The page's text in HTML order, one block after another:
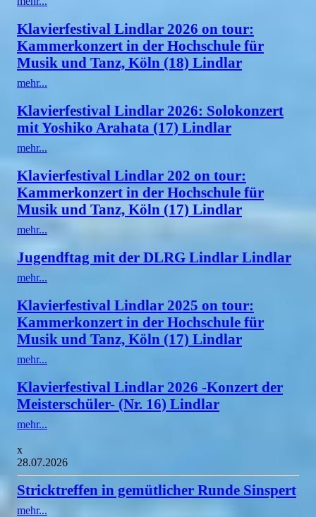
Klavierfestival Lindlar 2026 on tour:
Kammerkonzert in der Hochschule für
Musik und Tanz, Köln (18) Lindlar
mehr...
Klavierfestival Lindlar 2026: Solokonzert
mit Yoshiko Arahata (17) Lindlar
mehr...
Klavierfestival Lindlar 202 on tour:
Kammerkonzert in der Hochschule für
Musik und Tanz, Köln (17) Lindlar
mehr...
Jugendftag mit der DLRG Lindlar Lindlar
mehr...
Klavierfestival Lindlar 2025 on tour:
Kammerkonzert in der Hochschule für
Musik und Tanz, Köln (17) Lindlar
mehr...
Klavierfestival Lindlar 2026 -Konzert der
Meisterschüler- (Nr. 16) Lindlar
mehr...
x
28.07.2026
Stricktreffen in gemütlicher Runde Sinspert
mehr...